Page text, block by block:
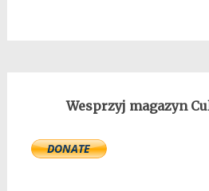
Wesprzyj magazyn